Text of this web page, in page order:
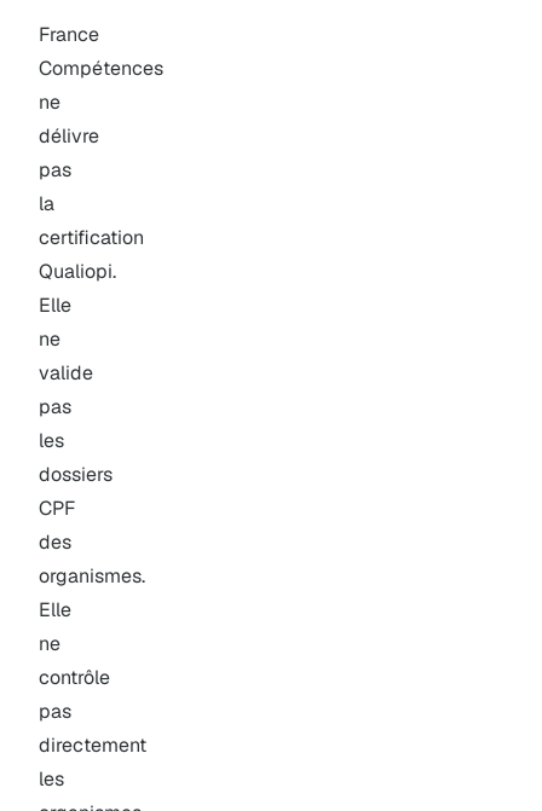
France
Compétences
ne
délivre
pas
la
certification
Qualiopi.
Elle
ne
valide
pas
les
dossiers
CPF
des
organismes.
Elle
ne
contrôle
pas
directement
les